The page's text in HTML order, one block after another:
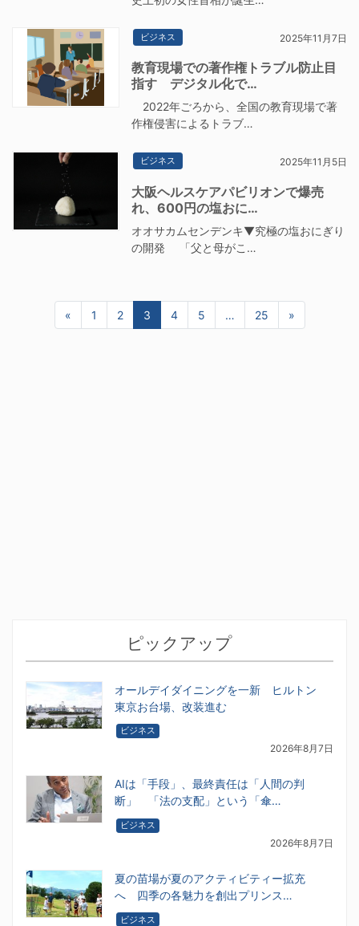
ビジネス 2025年11月7日
教育現場での著作権トラブル防止目
指す デジタル化で…
2022年ごろから、全国の教育現場で著
作権侵害によるトラブ…
ビジネス 2025年11月5日
大阪ヘルスケアパビリオンで爆売
れ、600円の塩おに…
オオサカムセンデンキ▼究極の塩おにぎり
の開発 「父と母がこ…
« 前へ1 2 3 4 5 … 25 »
ピックアップ
オールデイダイニングを一新 ヒルトン
東京お台場、改装進む
ビジネス
2026年8月7日
AIは「手段」、最終責任は「人間の判
断」 「法の支配」という「傘…
ビジネス
2026年8月7日
夏の苗場が夏のアクティビティー拡充
へ 四季の各魅力を創出プリンス…
ビジネス